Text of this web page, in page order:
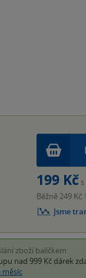
199 Kč
Běžně 249 Kč
Jsme
zboží balíčkem
nad 999 Kč dárek
měsíc